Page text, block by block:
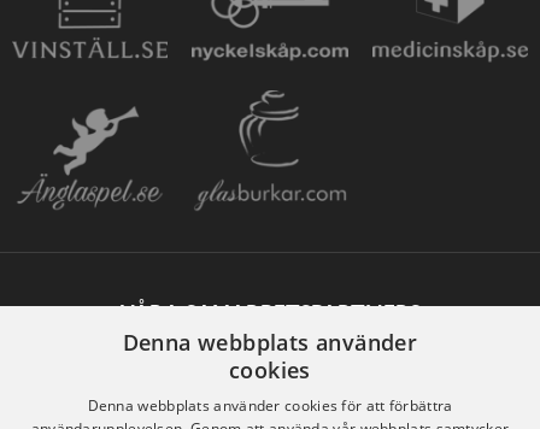
VÅRA SAMARBETSPARTNERS
Denna webbplats använder
cookies
Denna webbplats använder cookies för att förbättra